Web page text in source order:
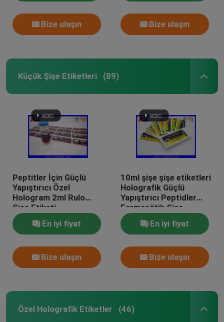
Bize ulaşın Bize ulaşın
Küçük Şişe Etiketleri (89)
Peptitler İçin Güçlü
Yapıştırıcı Özel
Hologram 2ml Rulo
Şişe Etiketi
En iyi fiyat
Bize ulaşın
10ml şişe şişe etiketleri
Holografik Güçlü
Yapıştırıcı Peptidler
Farmasötik Şişe
Etiketleri 25x60mm
En iyi fiyat
Bize ulaşın
Özel Holografik Etiketler (46)